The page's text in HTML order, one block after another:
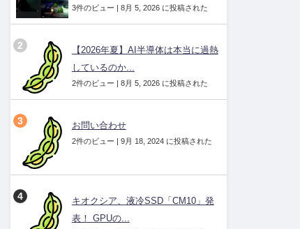
3件のビュー | 8月 5, 2026 に投稿された
【2026年夏】AI半導体は本当に過熱
しているのか...
2件のビュー | 8月 5, 2026 に投稿された
お問い合わせ
2件のビュー | 9月 18, 2024 に投稿された
キオクシア、液冷SSD「CM10」発
表！ GPUの...